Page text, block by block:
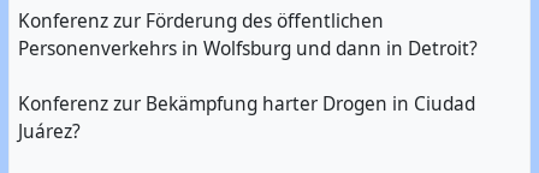
Konferenz zur Förderung des öffentlichen
Personenverkehrs in Wolfsburg und dann in Detroit?
Konferenz zur Bekämpfung harter Drogen in Ciudad
Juárez?